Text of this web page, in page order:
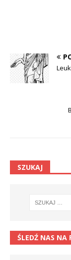
SZUKAJ
ŚLEDŹ NAS NA